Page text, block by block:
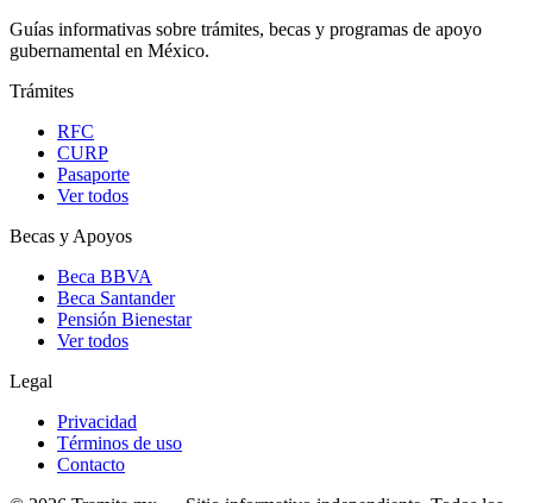
Guías informativas sobre trámites, becas y programas de apoyo
gubernamental en México.
Trámites
RFC
CURP
Pasaporte
Ver todos
Becas y Apoyos
Beca BBVA
Beca Santander
Pensión Bienestar
Ver todos
Legal
Privacidad
Términos de uso
Contacto